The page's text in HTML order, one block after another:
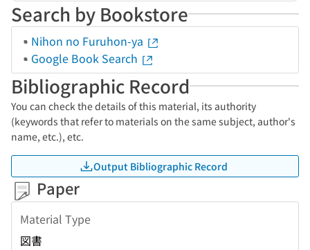
Search by Bookstore
Nihon no Furuhon-ya
Google Book Search
Bibliographic Record
You can check the details of this material, its authority
(keywords that refer to materials on the same subject, author's
name, etc.), etc.
Output Bibliographic Record
Paper
Material Type
図書